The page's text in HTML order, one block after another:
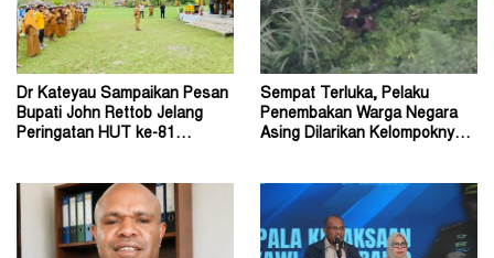
Dr Kateyau Sampaikan Pesan
Bupati John Rettob Jelang
Peringatan HUT ke-81
Sempat Terluka, Pelaku
Penembakan Warga Negara
Asing Dilarikan Kelompoknya